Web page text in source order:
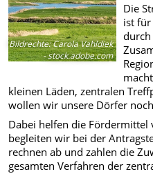
Bildrechte:Carola Vahldiek
- stock.adobe.com
Die
ist für
kleinen Läden, zentralen
wollen wir unsere Dörfer
Dabei helfen die Fördermittel
begleiten wir bei der
rechnen ab und zahlen die
gesamten Verfahren der